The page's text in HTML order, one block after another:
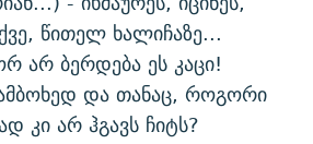
წითელ ხალიჩაზე...
არ ბერდება ეს კაცი!
და თანაც, როგორი
კი არ ჰგავს ჩიტს?